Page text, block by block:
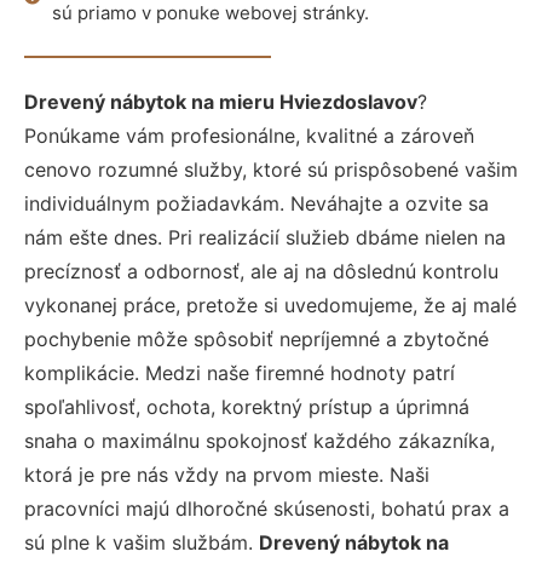
sú priamo v ponuke webovej stránky.
Drevený nábytok na mieru Hviezdoslavov?
Ponúkame vám profesionálne, kvalitné a zároveň
cenovo rozumné služby, ktoré sú prispôsobené vašim
individuálnym požiadavkám. Neváhajte a ozvite sa
nám ešte dnes. Pri realizácií služieb dbáme nielen na
precíznosť a odbornosť, ale aj na dôslednú kontrolu
vykonanej práce, pretože si uvedomujeme, že aj malé
pochybenie môže spôsobiť nepríjemné a zbytočné
komplikácie. Medzi naše firemné hodnoty patrí
spoľahlivosť, ochota, korektný prístup a úprimná
snaha o maximálnu spokojnosť každého zákazníka,
ktorá je pre nás vždy na prvom mieste. Naši
pracovníci majú dlhoročné skúsenosti, bohatú prax a
sú plne k vašim službám. Drevený nábytok na